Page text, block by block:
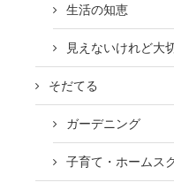
生活の知恵
見えないけれど大
そだてる
ガーデニング
子育て・ホームス